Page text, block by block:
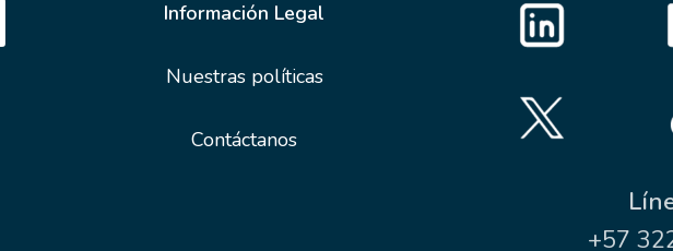
Información Legal
Nuestras políticas
Contáctanos
+57